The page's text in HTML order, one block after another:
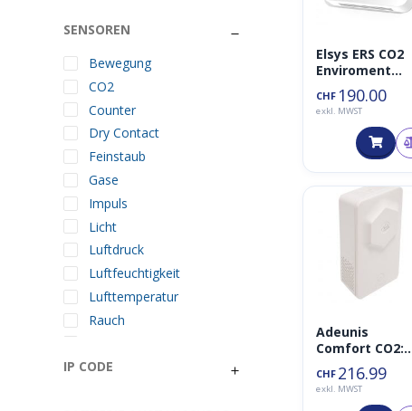
SENSOREN
Bewegung
CO2
Counter
Dry Contact
Feinstaub
Gase
Impuls
Licht
Luftdruck
Luftfeuchtigkeit
Lufttemperatur
Rauch
VOC
IP CODE
Elsys ERS CO2
Enviroment
Umwelt
LoRaWAN
Sensor 868MHz
CHF 190.00
exkl. MWST
Adeunis
Comfort CO2:
Indoor Air
Quality
CHF 216.99
exkl. MWST